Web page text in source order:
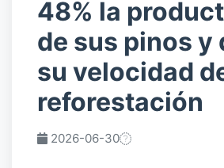
48% la
de sus pinos y
su velocidad
reforestación
2026-06-30